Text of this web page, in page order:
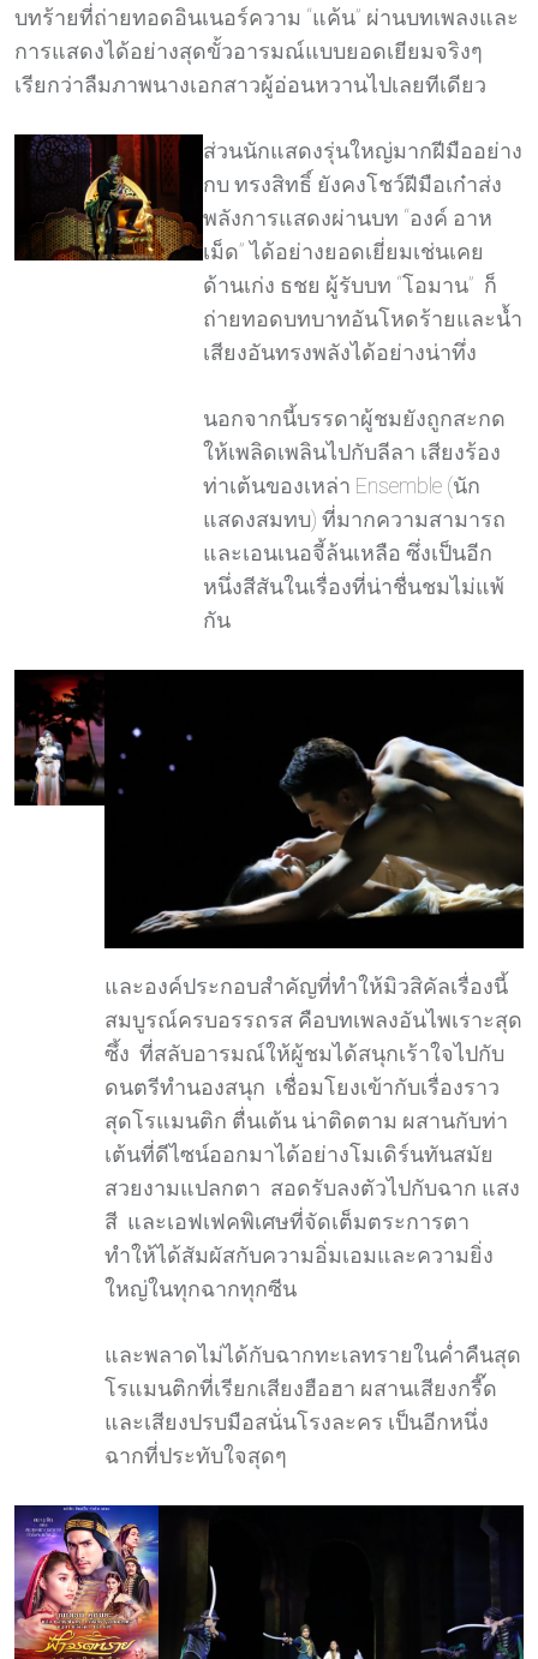
บทร้ายที่ถ่ายทอดอินเนอร์ความ “แค้น” ผ่านบทเพลงและ
การแสดงได้อย่างสุดขั้วอารมณ์แบบยอดเยียมจริงๆ
เรียกว่าลืมภาพนางเอกสาวผู้อ่อนหวานไปเลยทีเดียว
ส่วนนักแสดงรุ่นใหญ่มากฝีมืออย่าง
กบ ทรงสิทธิ์ ยังคงโชว์ฝีมือเก๋าส่ง
พลังการแสดงผ่านบท “องค์ อาห
เม็ด” ได้อย่างยอดเยี่ยมเช่นเคย
ด้านเก่ง ธชย ผู้รับบท “โอมาน” ก็
ถ่ายทอดบทบาทอันโหดร้ายและน้ำ
เสียงอันทรงพลังได้อย่างน่าทึ่ง
นอกจากนี้บรรดาผู้ชมยังถูกสะกด
ให้เพลิดเพลินไปกับลีลา เสียงร้อง
ท่าเต้นของเหล่า Ensemble (นัก
แสดงสมทบ) ที่มากความสามารถ
และเอนเนอจี้ล้นเหลือ ซึ่งเป็นอีก
หนึ่งสีสันในเรื่องที่น่าชื่นชมไม่แพ้
กัน
และองค์ประกอบสำคัญที่ทำให้มิวสิคัลเรื่องนี้
สมบูรณ์ครบอรรถรส คือบทเพลงอันไพเราะสุด
ซึ้ง ที่สลับอารมณ์ให้ผู้ชมได้สนุกเร้าใจไปกับ
ดนตรีทำนองสนุก เชื่อมโยงเข้ากับเรื่องราว
สุดโรแมนติก ตื่นเต้น น่าติดตาม ผสานกับท่า
เต้นที่ดีไซน์ออกมาได้อย่างโมเดิร์นทันสมัย
สวยงามแปลกตา สอดรับลงตัวไปกับฉาก แสง
สี และเอฟเฟคพิเศษที่จัดเต็มตระการตา
ทำให้ได้สัมผัสกับความอิ่มเอมและความยิ่ง
ใหญ่ในทุกฉากทุกซีน
และพลาดไม่ได้กับฉากทะเลทรายในค่ำคืนสุด
โรแมนติกที่เรียกเสียงฮือฮา ผสานเสียงกรี๊ด
และเสียงปรบมือสนั่นโรงละคร เป็นอีกหนึ่ง
ฉากที่ประทับใจสุดๆ